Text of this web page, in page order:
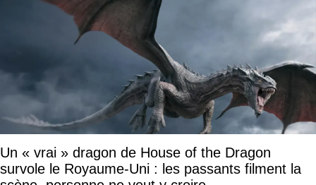
Un « vrai » dragon de House of the Dragon
survole le Royaume-Uni : les passants filment la